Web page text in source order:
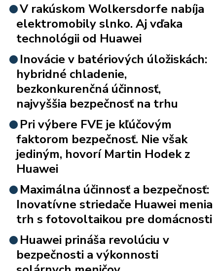
V rakúskom Wolkersdorfe nabíja
elektromobily slnko. Aj vďaka
technológii od Huawei
Inovácie v batériových úložiskách:
hybridné chladenie,
bezkonkurenčná účinnosť,
najvyššia bezpečnosť na trhu
Pri výbere FVE je kľúčovým
faktorom bezpečnosť. Nie však
jediným, hovorí Martin Hodek z
Huawei
Maximálna účinnosť a bezpečnosť:
Inovatívne striedače Huawei menia
trh s fotovoltaikou pre domácnosti
Huawei prináša revolúciu v
bezpečnosti a výkonnosti